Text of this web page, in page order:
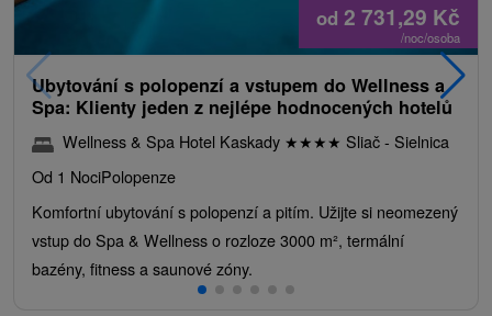
od 2 731,29 Kč
/noc/osoba
Ubytování s polopenzí a vstupem do Wellness a
Spa: Klienty jeden z nejlépe hodnocených hotelů
Wellness & Spa Hotel Kaskady ★★★★ Sliač - Sielnica
Od 1 NociPolopenze
Komfortní ubytování s polopenzí a pitím. Užijte si neomezený
vstup do Spa & Wellness o rozloze 3000 m², termální
bazény, fitness a saunové zóny.